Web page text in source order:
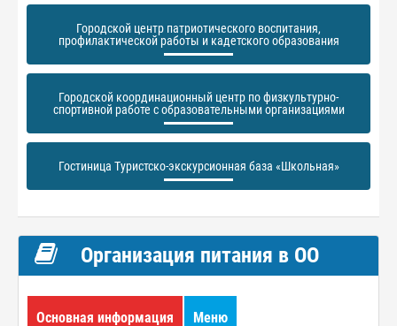
Городской центр патриотического воспитания,
профилактической работы и кадетского образования
Городской координационный центр по физкультурно-
спортивной работе с образовательными организациями
Гостиница Туристско-экскурсионная база «Школьная»
Организация питания в ОО
Основная информация Меню